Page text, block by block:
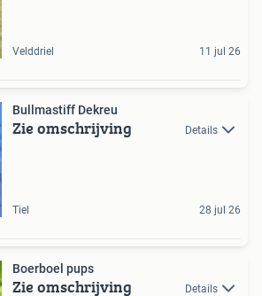
Velddriel 11 jul 26
Bullmastiff Dekreu
Zie omschrijving Details
Tiel 28 jul 26
Boerboel pups
Zie omschrijving Details